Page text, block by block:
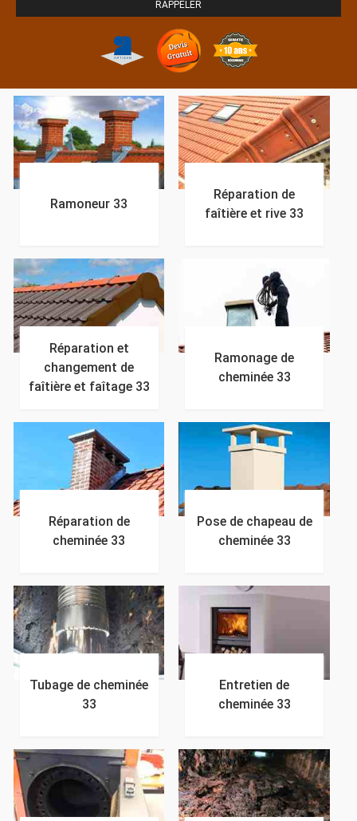
Ramoneur 33
Réparation de
faîtière et rive 33
Réparation et
changement de
faîtière et faîtage 33
Ramonage de
cheminée 33
Réparation de
cheminée 33
Pose de chapeau de
cheminée 33
Tubage de cheminée
33
Entretien de
cheminée 33